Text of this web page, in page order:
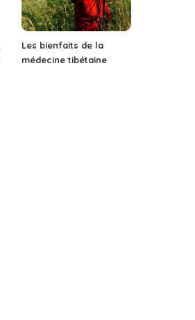
Les bienfaits de la
médecine tibétaine